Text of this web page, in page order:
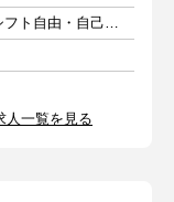
週1日以上 1日4時間以上 シフト自由・自己申告
人一覧を見る